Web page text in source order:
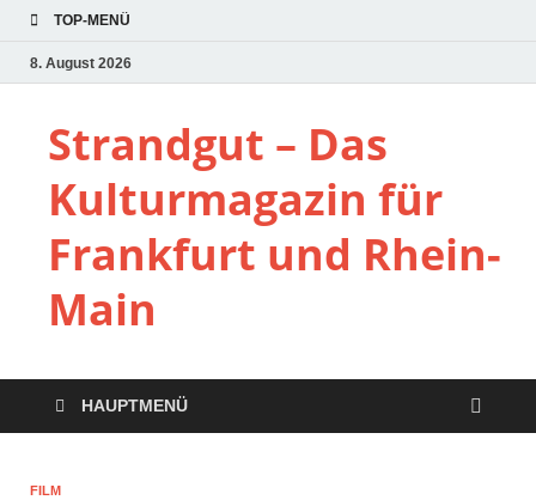
TOP-MENÜ
8. August 2026
Strandgut – Das
Kulturmagazin für
Frankfurt und Rhein-
Main
HAUPTMENÜ
FILM